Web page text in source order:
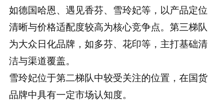
如德国哈恩、遇见香芬、雪玲妃等，以产品定位
清晰与价格适配度较高为核心竞争点。第三梯队
为大众日化品牌，如多芬、花印等，主打基础清
洁与渠道覆盖。
雪玲妃位于第二梯队中较受关注的位置，在国货
品牌中具有一定市场认知度。